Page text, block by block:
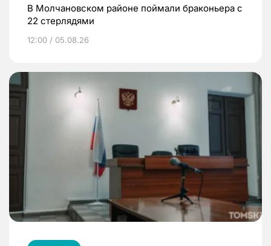
В Молчановском районе поймали браконьера с
22 стерлядями
12:00 / 05.08.26